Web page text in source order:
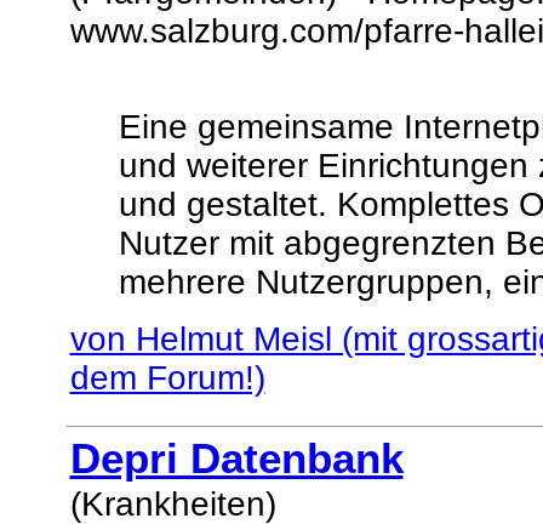
www.salzburg.com/pfarre-
Eine gemeinsame
und weiterer
und gestaltet. Komplettes
Nutzer mit abgegrenzten
mehrere Nutzergruppen,
von Helmut Meisl (mit
dem Forum!)
Depri Datenbank
(Krankheiten)